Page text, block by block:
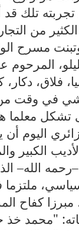
تلك قد
من
مسرح
المرحوم
فلاق،
في وقت
تشكل معلما
اليوم
الكبير
الله–
ملتزما
مبرزا كفاح
"محمد خذ